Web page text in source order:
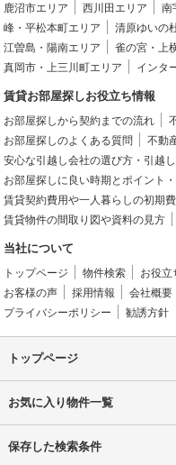
鹿沼市エリア
西川田エリア 南
峰・平松本町エリア
清原ゆいの
江曽島・陽南エリア
雀の宮・上
真岡市・上三川町エリア
インタ
賃貸お部屋探しお役立ち情報
お部屋探しから契約までの流れ
お部屋探しのよくある質問
不動
安心な引越し会社の選び方・引越
お部屋探しに良い時期とポイント
賃貸契約費用や一人暮らしの初期
賃貸物件の間取り図や資料の見方
当社について
トップページ 物件検索 お役立
お客様の声
採用情報 会社概要
プライバシーポリシー
勧誘方針
トップページ
お気に入り物件一覧
保存した検索条件